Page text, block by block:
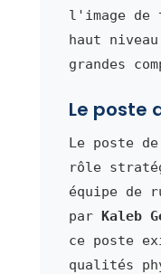
l'image de
haut
grandes
Le poste
Le poste
rôle
équipe de
par Kaleb
ce poste
qualités